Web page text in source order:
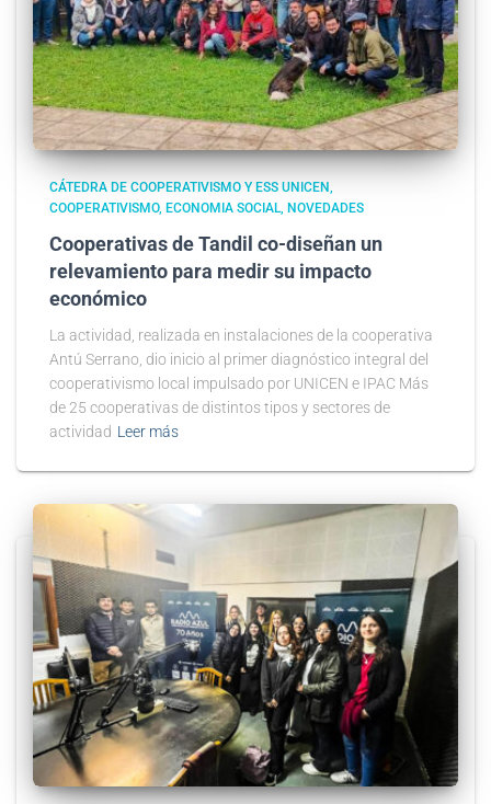
CÁTEDRA DE COOPERATIVISMO Y ESS UNICEN
COOPERATIVISMO ECONOMIA SOCIAL NOVEDADES
Cooperativas de Tandil co-diseñan un
relevamiento para medir su impacto
económico
La actividad, realizada en instalaciones de la cooperativa
Antú Serrano, dio inicio al primer diagnóstico integral del
cooperativismo local impulsado por UNICEN e IPAC Más
de 25 cooperativas de distintos tipos y sectores de
actividad Leer más